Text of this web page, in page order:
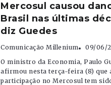
Mercosul causou
Brasil nas últimas
diz Guedes
Comunicação Millenium
09/06/
O ministro da Economia, Paulo
afirmou nesta terça-feira (8) que
participação no Mercosul tem